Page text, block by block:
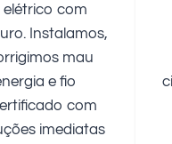
elétrico com
Instalamos,
mau
e fio
com
imediatas